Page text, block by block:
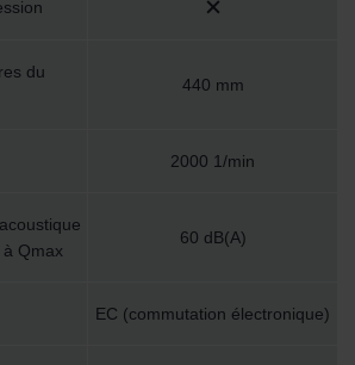
İklimlendirme Sanayi ve Ticaret
International: Privacy Policy
AG: Datenschutz
du
440 mm
2000 1/min
à Qmax
60 dB(A)
EC (commutation électronique)